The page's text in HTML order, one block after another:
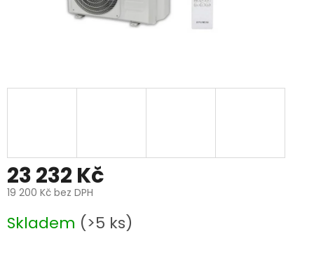
23 232 Kč
19 200 Kč bez DPH
cena:
Skladem (>5 ks)